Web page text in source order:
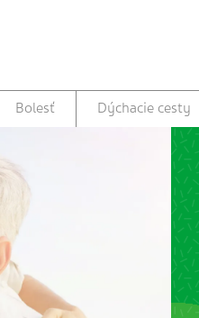
Bolesť Dýchacie cesty